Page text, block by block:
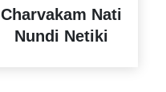
Charvakam Nati
Nundi Netiki